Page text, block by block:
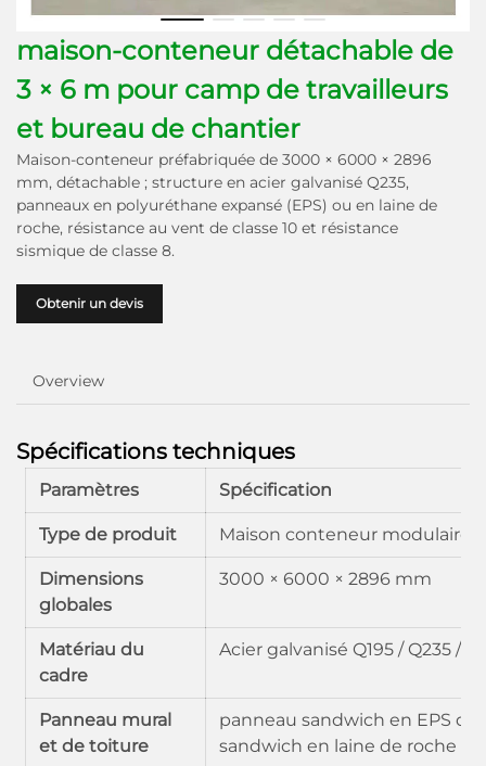
maison-conteneur détachable de
3 × 6 m pour camp de travailleurs
et bureau de chantier
Maison-conteneur préfabriquée de 3000 × 6000 × 2896
mm, détachable ; structure en acier galvanisé Q235,
panneaux en polyuréthane expansé (EPS) ou en laine de
roche, résistance au vent de classe 10 et résistance
sismique de classe 8.
Obtenir un devis
Overview
Spécifications techniques
Paramètres Spécification
Type de produit Maison conteneur modulaire
Dimensions
globales
3000 × 6000 × 2896 mm
Matériau du
cadre
Acier galvanisé Q195 / Q235 /
Panneau mural
et de toiture
panneau sandwich en EPS
sandwich en laine de roche